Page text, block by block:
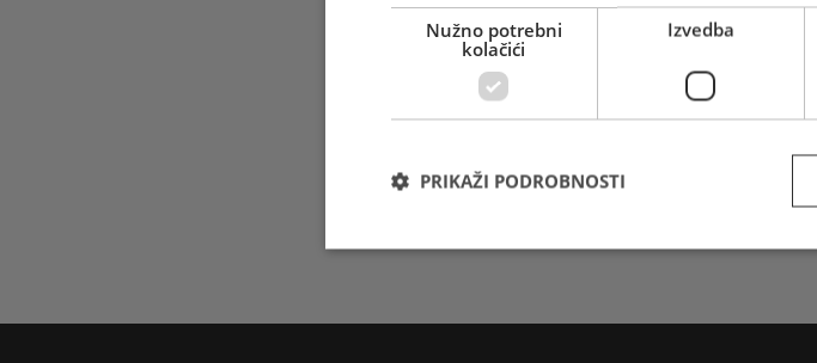
Nužno potrebni
kolačići
Izvedba
PRIKAŽI PODROBNOSTI